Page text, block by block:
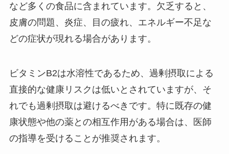
など多くの食品に含まれています。欠乏すると、
皮膚の問題、炎症、目の疲れ、エネルギー不足な
どの症状が現れる場合があります。
ビタミンB2は水溶性であるため、過剰摂取による
直接的な健康リスクは低いとされていますが、そ
れでも過剰摂取は避けるべきです。特に既存の健
康状態や他の薬との相互作用がある場合は、医師
の指導を受けることが推奨されます。